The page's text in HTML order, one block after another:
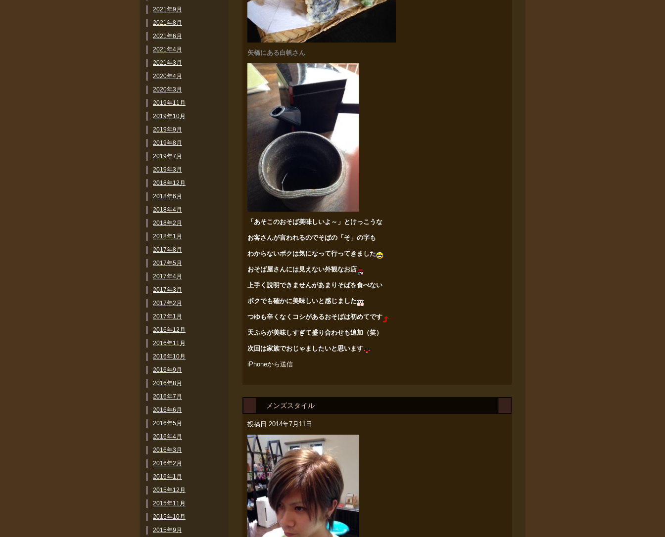
2021年9月
2021年8月
2021年6月
2021年4月
2021年3月
2020年4月
2020年3月
2019年11月
2019年10月
2019年9月
2019年8月
2019年7月
2019年3月
2018年12月
2018年6月
2018年4月
2018年2月
2018年1月
2017年8月
2017年5月
2017年4月
2017年3月
2017年2月
2017年1月
2016年12月
2016年11月
2016年10月
2016年9月
2016年8月
2016年7月
2016年6月
2016年5月
2016年4月
2016年3月
2016年2月
2016年1月
2015年12月
2015年11月
2015年10月
2015年9月
矢橋にある白帆さん
「あそこのおそば美味しいよ～」とけっこうな
お客さんが言われるのでそばの「そ」の字も
わからないボクは気になって行ってきました
おそば屋さんには見えない外観なお店
上手く説明できませんがあまりそばを食べない
ボクでも確かに美味しいと感じました
つゆも辛くなくコシがあるおそばは初めてです
天ぷらが美味しすぎて盛り合わせも追加（笑）
次回は家族でおじゃましたいと思います
iPhoneから送信
メンズスタイル
投稿日 2014年7月11日